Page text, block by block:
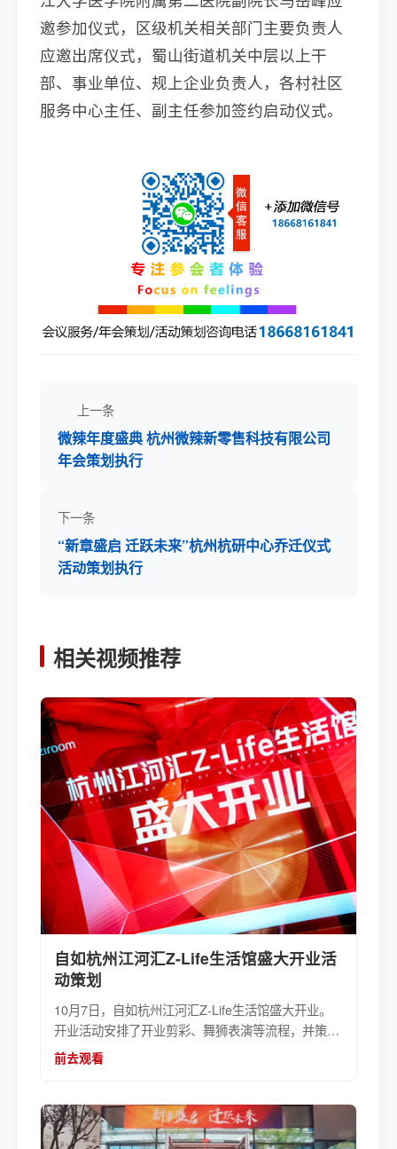
邀参加仪式，区级机关相关部门主要负责人
应邀出席仪式，蜀山街道机关中层以上干
部、事业单位、规上企业负责人，各村社区
服务中心主任、副主任参加签约启动仪式。
上一条
微辣年度盛典 杭州微辣新零售科技有限公司
年会策划执行
下一条
“新章盛启 迁跃未来”杭州杭研中心乔迁仪式
活动策划执行
相关视频推荐
自如杭州江河汇Z-Life生活馆盛大开业活
动策划
10月7日，自如杭州江河汇Z-Life生活馆盛大开业。
开业活动安排了开业剪彩、舞狮表演等流程，并策划
了“业主增益日签约享好礼”洽谈签约、签约抽奖系列
活动。本次开业活动执行服务由活动公司伍方提供。
前去观看